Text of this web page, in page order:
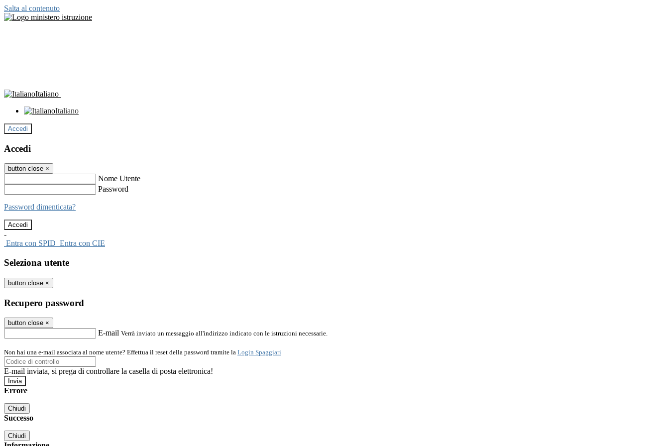
Salta al contenuto
Italiano
Italiano
Accedi
Accedi
button close ×
Nome Utente
Password
Password dimenticata?
-
Entra con SPID Entra con CIE
Seleziona utente
button close ×
Recupero password
button close ×
E-mail Verrà inviato un messaggio all'indirizzo indicato con le istruzioni necessarie.
Non hai una e-mail associata al nome utente? Effettua il reset della password tramite la Login Spaggiari
E-mail inviata, si prega di controllare la casella di posta elettronica!
Errore
Chiudi
Successo
Chiudi